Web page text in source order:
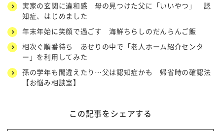
実家の玄関に違和感 母の見つけた父に「いいやつ」 認
知症、はじめました
年末年始に笑顔で過ごす 海鮮ちらしのだんらんご飯
相次ぐ順番待ち あせりの中で「老人ホーム紹介センタ
ー」を利用してみた
孫の学年も間違えたり…父は認知症かも 帰省時の確認法
【お悩み相談室】
この記事をシェアする